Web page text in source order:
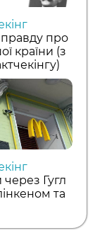
про
країни (з
Гугл
та